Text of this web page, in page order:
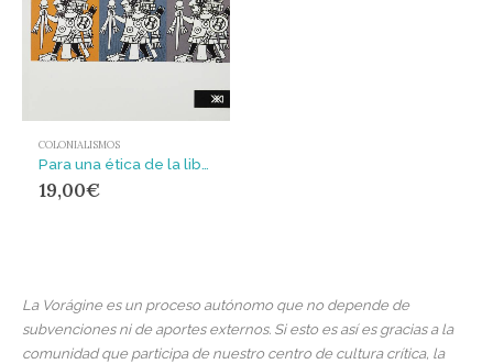
COLONIALISMOS
Para una ética de la liberación latinoamericana. Tomo 2 / Enrique Dussel.
19,00€
La Vorágine es un proceso autónomo que no depende de
subvenciones ni de aportes externos. Si esto es así es gracias a la
comunidad que participa de nuestro centro de cultura crítica, la